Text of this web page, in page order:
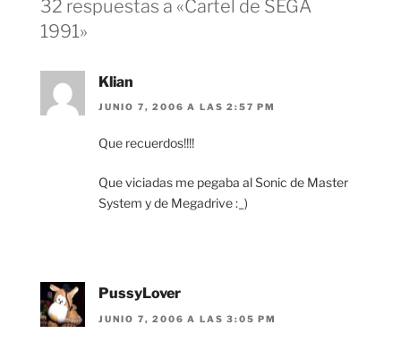
32 respuestas a «Cartel de SEGA
1991»
Klian
JUNIO 7, 2006 A LAS 2:57 PM
Que recuerdos!!!!
Que viciadas me pegaba al Sonic de Master
System y de Megadrive :_)
PussyLover
JUNIO 7, 2006 A LAS 3:05 PM